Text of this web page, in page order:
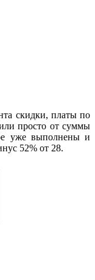
скидки, платы по
просто от суммы
уже выполнены и
52% от 28.